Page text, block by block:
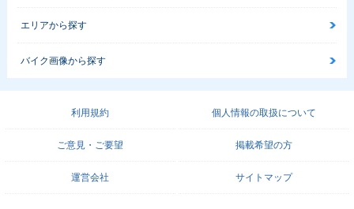
エリアから探す
バイク画像から探す
利用規約 個人情報の取扱について
ご意見・ご要望 掲載希望の方
運営会社 サイトマップ